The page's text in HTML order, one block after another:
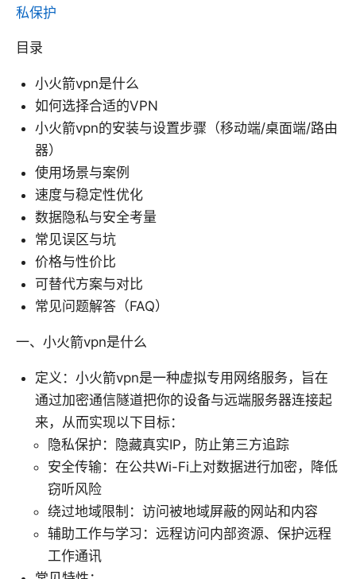
私保护
目录
小火箭vpn是什么
如何选择合适的VPN
小火箭vpn的安装与设置步骤（移动端/桌面端/路由
器）
使用场景与案例
速度与稳定性优化
数据隐私与安全考量
常见误区与坑
价格与性价比
可替代方案与对比
常见问题解答（FAQ）
一、小火箭vpn是什么
定义：小火箭vpn是一种虚拟专用网络服务，旨在
通过加密通信隧道把你的设备与远端服务器连接起
来，从而实现以下目标：
隐私保护：隐藏真实IP，防止第三方追踪
安全传输：在公共Wi-Fi上对数据进行加密，降低
窃听风险
绕过地域限制：访问被地域屏蔽的网站和内容
辅助工作与学习：远程访问内部资源、保护远程
工作通讯